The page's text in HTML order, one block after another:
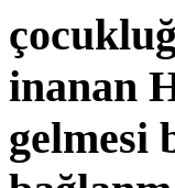
inanan
gel­mesi